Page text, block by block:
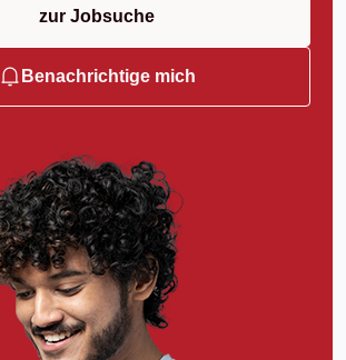
zur Jobsuche
Benachrichtige mich